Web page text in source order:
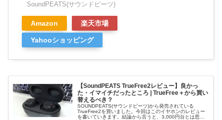
SoundPEATS(サウンドピーツ)
Amazon 楽天市場
Yahooショッピング
【SoundPEATS TrueFree2レビュー】良かっ
た・イマイチだったところ | TrueFree＋から買い
替えるべき？
SOUNDPEATS(サウンドピーツ)から発売されている
TrueFree2を買いました。今回はこのイヤホンのレビュー
を書いていきます。結論から言うと、3,000円台とは思え